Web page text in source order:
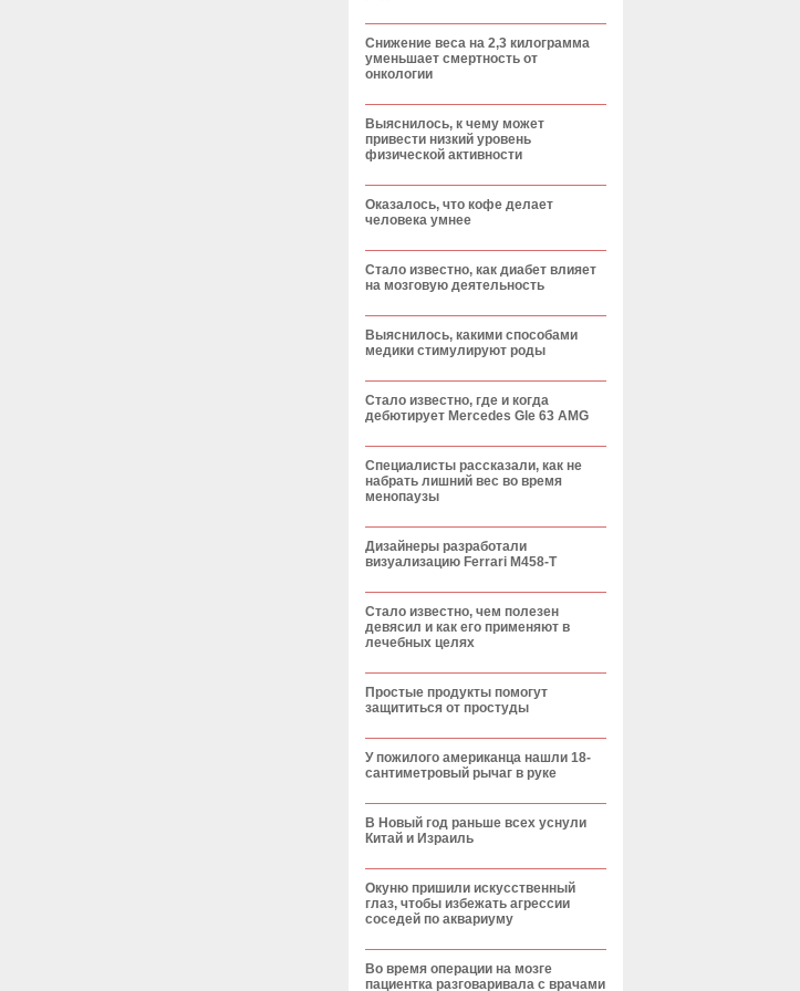
Снижение веса на 2,3 килограмма
уменьшает смертность от
онкологии
Выяснилось, к чему может
привести низкий уровень
физической активности
Оказалось, что кофе делает
человека умнее
Стало известно, как диабет влияет
на мозговую деятельность
Выяснилось, какими способами
медики стимулируют роды
Стало известно, где и когда
дебютирует Mercedes Gle 63 AMG
Специалисты рассказали, как не
набрать лишний вес во время
менопаузы
Дизайнеры разработали
визуализацию Ferrari М458-T
Стало известно, чем полезен
девясил и как его применяют в
лечебных целях
Простые продукты помогут
защититься от простуды
У пожилого американца нашли 18-
сантиметровый рычаг в руке
В Новый год раньше всех уснули
Китай и Израиль
Окуню пришили искусственный
глаз, чтобы избежать агрессии
соседей по аквариуму
Во время операции на мозге
пациентка разговаривала с врачами